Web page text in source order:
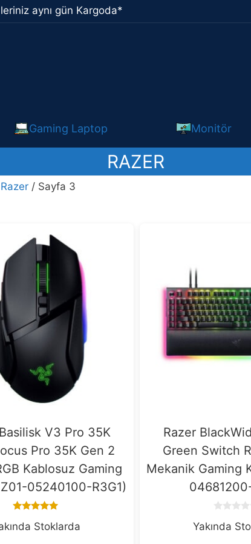
aynı gün Kargoda*
Gaming Laptop Monitör
RAZER
Razer / Sayfa 3
V3 Pro 35K
Pro 35K Gen 2
Kablosuz Gaming
05240100-R3G1)
out of 5Stoklarda
Razer
Green Switch
Mekanik Gaming
o
Yakında